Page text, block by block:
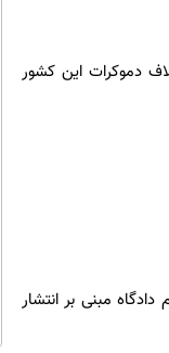
دموکرات این کشور
مبنی بر انتشار